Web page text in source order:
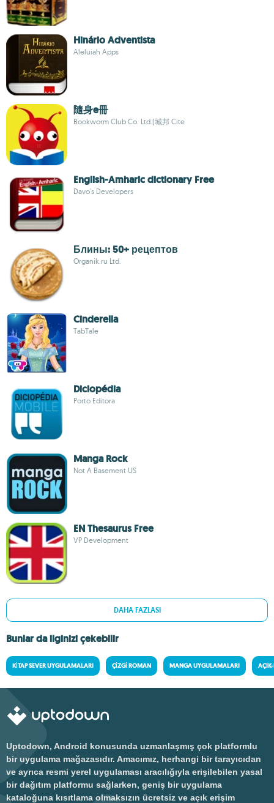
Hinário Adventista
Aleluiah Apps
隨身e冊
Bookworm Club Co. Ltd.(城邦 Cite
English-Amharic dictionary Free
Davo's Developers
Блины: 50+ рецептов
Organik.ru Ltd.
Cinderella
TabTale
Diciopédia
Porto Editora
Manga Rock
Not A Basement US
EN Thesaurus Free
VP Development
DAHA FAZLASI
Bunlar da ilginizi çekebilir
KITAP SEVER UYGULAMALARI ÇIZGI ROMAN MANGA UYGULAMALARI
Uptodown, Android konusunda uzmanlaşmış çok platformlu
bir uygulama mağazasıdır. Amacımız, herhangi bir tarayıcıdan
ve ayrıca resmi yerel uygulaması aracılığıyla erişilebilen yasal
bir dağıtım platformu sağlarken, geniş bir uygulama
kataloğuna kısıtlama olmaksızın ücretsiz ve açık erişim